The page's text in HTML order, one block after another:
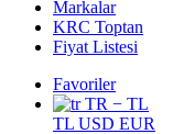
Markalar
KRC Toptan
Fiyat Listesi
Favoriler
TR − TL
TL USD EUR